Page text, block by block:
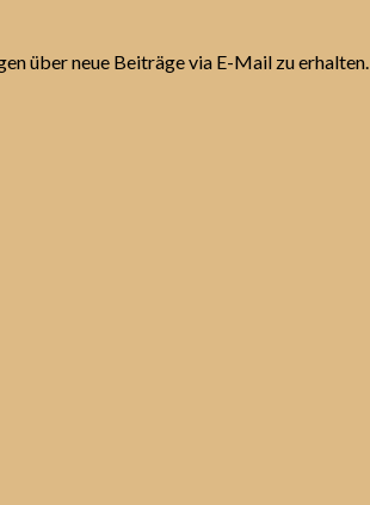
über neue Beiträge via E-Mail zu erhalten.